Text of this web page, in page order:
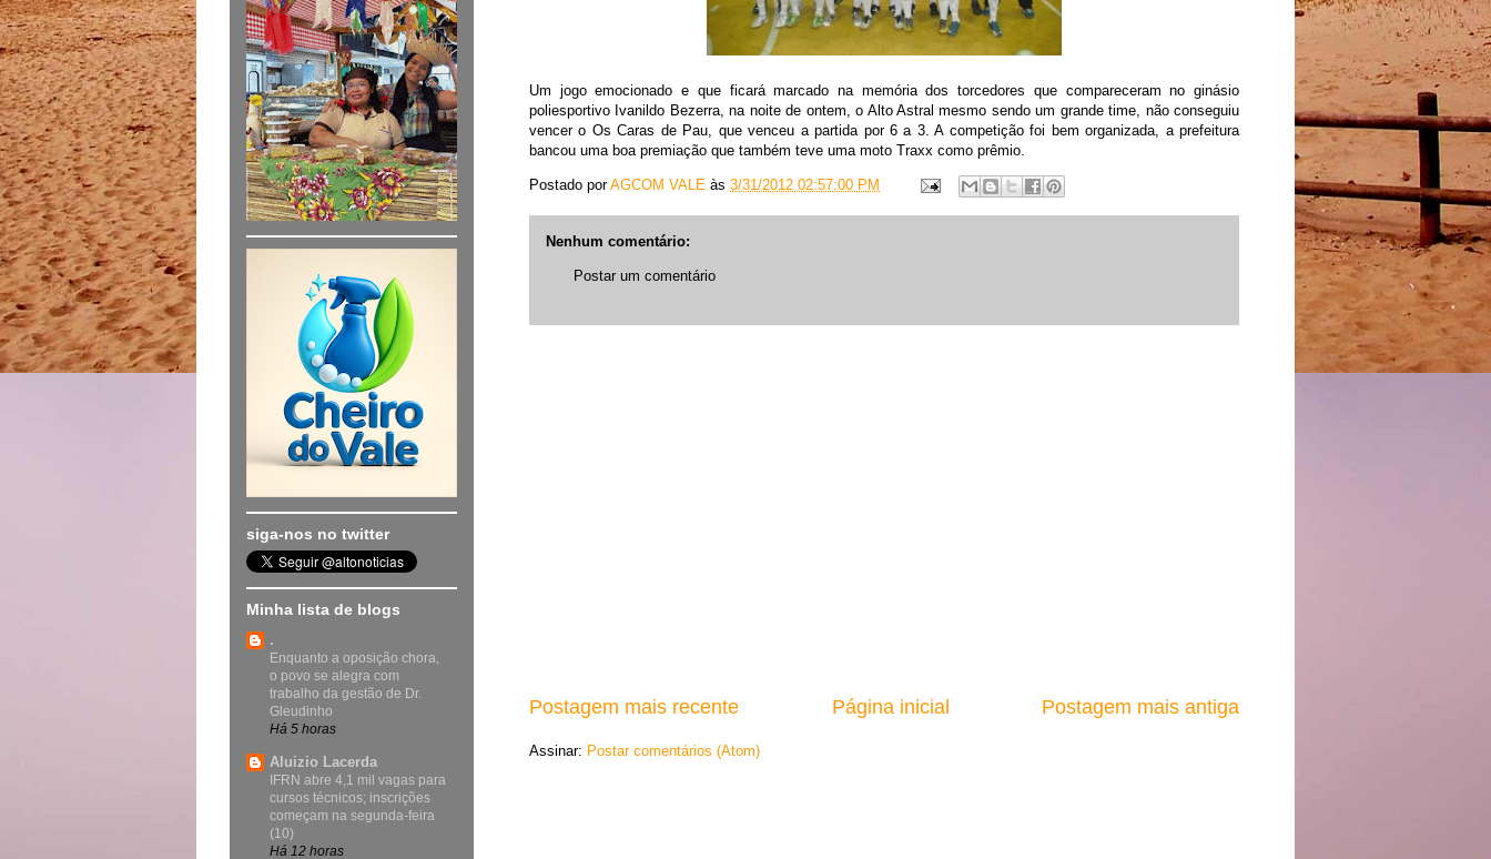
Um jogo emocionado e que ficará marcado na memória dos torcedores que compareceram no ginásio
poliesportivo Ivanildo Bezerra, na noite de ontem, o Alto Astral mesmo sendo um grande time, não conseguiu
vencer o Os Caras de Pau, que venceu a partida por 6 a 3. A competição foi bem organizada, a prefeitura
bancou uma boa premiação que também teve uma moto Traxx como prêmio.
Postado porAGCOM VALE às 3/31/2012 02:57:00 PM
Nenhum comentário:
Postar um comentário
Postagem mais recente Postagem mais antiga
Página inicial
Assinar: Postar comentários (Atom)
siga-nos no twitter
Minha lista de blogs
.
Enquanto a oposição chora,
o povo se alegra com
trabalho da gestão de Dr.
Gleudinho
Há 5 horas
Aluizio Lacerda
IFRN abre 4,1 mil vagas para
cursos técnicos; inscrições
começam na segunda-feira
(10)
Há 12 horas